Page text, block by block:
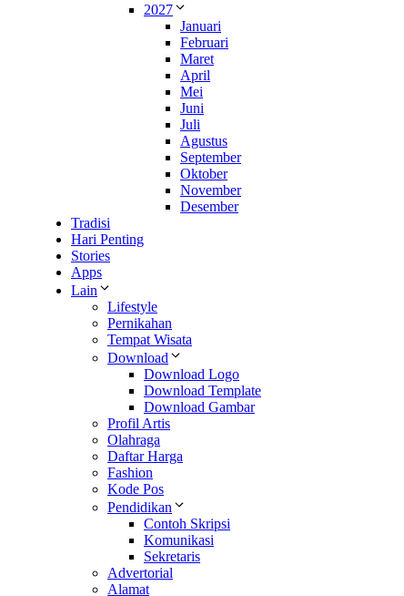
2027
Januari
Februari
Maret
April
Mei
Juni
Juli
Agustus
September
Oktober
November
Desember
Tradisi
Hari Penting
Stories
Apps
Lain
Lifestyle
Pernikahan
Tempat Wisata
Download
Download Logo
Download Template
Download Gambar
Profil Artis
Olahraga
Daftar Harga
Fashion
Kode Pos
Pendidikan
Contoh Skripsi
Komunikasi
Sekretaris
Advertorial
Alamat